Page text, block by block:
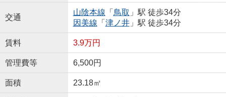
交通
山陰本線 「 鳥取 」駅 徒歩34分
因美線 「 津ノ井」駅 徒歩34分
賃料 3.9万円
管理費等 6,500円
面積 23.18㎡